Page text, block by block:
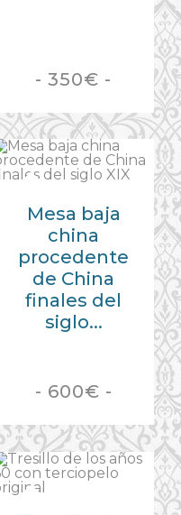
- 350€ -
Mesa baja
china
procedente
de China
finales del
siglo...
- 600€ -